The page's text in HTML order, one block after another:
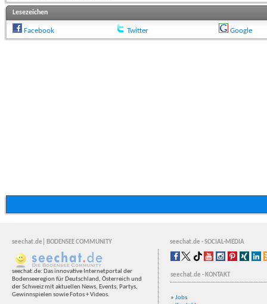
Lesezeichen
Facebook Twitter Google
seechat.de| BODENSEE COMMUNITY seechat.de - SOCIAL-MEDIA
seechat.de: Das innovative Internetportal der
Bodenseeregion für Deutschland, Österreich und
der Schweiz mit aktuellen News, Events, Partys,
Gewinnspielen sowie Fotos + Videos.
seechat.de - KONTAKT
» Jobs